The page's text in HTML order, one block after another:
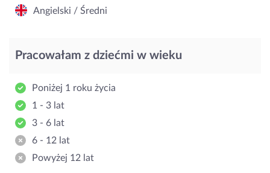
Angielski / Średni
Pracowałam z dziećmi w wieku
Poniżej 1 roku życia
1 - 3 lat
3 - 6 lat
6 - 12 lat
Powyżej 12 lat